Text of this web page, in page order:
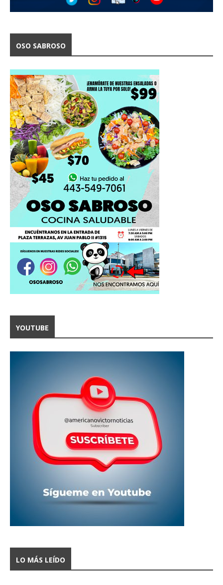
OSO SABROSO
YOUTUBE
LO MÁS LEÍDO